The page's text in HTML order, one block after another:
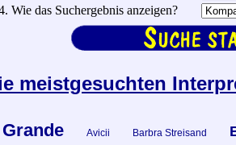
Wie das Suchergebnis anzeigen?
meistgesuchten
Avicii Barbra Streisand